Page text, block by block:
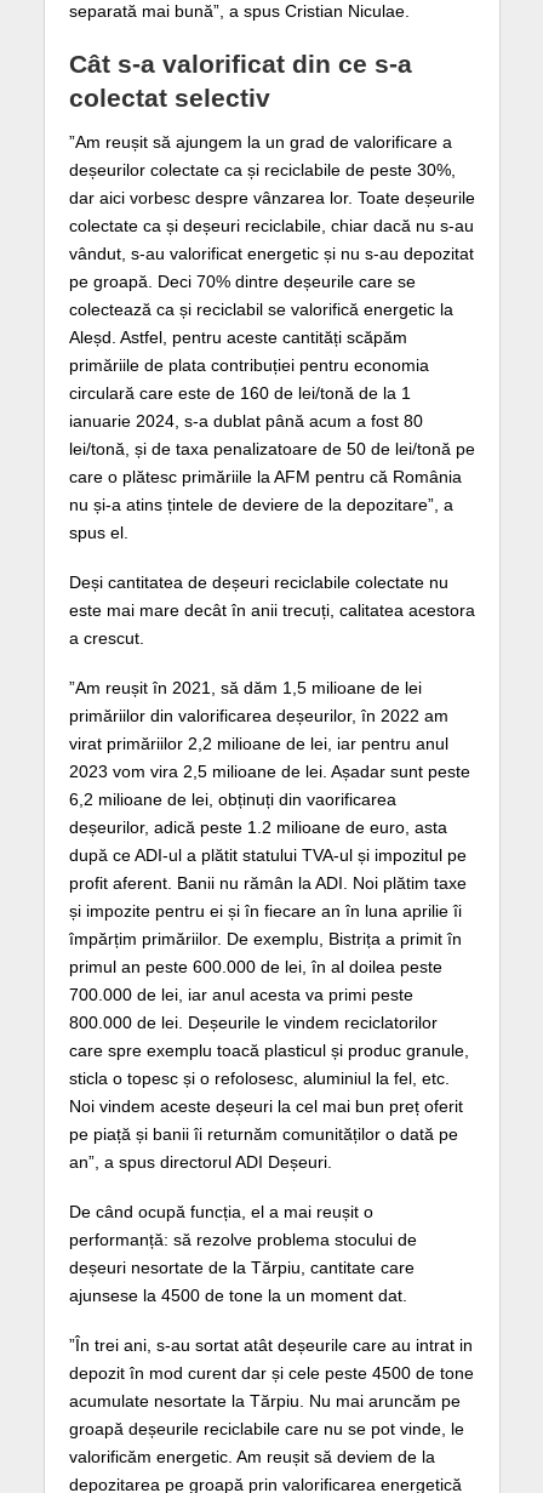
separată mai bună”, a spus Cristian Niculae.
Cât s-a valorificat din ce s-a
colectat selectiv
”Am reușit să ajungem la un grad de valorificare a
deșeurilor colectate ca și reciclabile de peste 30%,
dar aici vorbesc despre vânzarea lor. Toate deșeurile
colectate ca și deșeuri reciclabile, chiar dacă nu s-au
vândut, s-au valorificat energetic și nu s-au depozitat
pe groapă. Deci 70% dintre deșeurile care se
colectează ca și reciclabil se valorifică energetic la
Aleșd. Astfel, pentru aceste cantități scăpăm
primăriile de plata contribuției pentru economia
circulară care este de 160 de lei/tonă de la 1
ianuarie 2024, s-a dublat până acum a fost 80
lei/tonă, și de taxa penalizatoare de 50 de lei/tonă pe
care o plătesc primăriile la AFM pentru că România
nu și-a atins țintele de deviere de la depozitare”, a
spus el.
Deși cantitatea de deșeuri reciclabile colectate nu
este mai mare decât în anii trecuți, calitatea acestora
a crescut.
”Am reușit în 2021, să dăm 1,5 milioane de lei
primăriilor din valorificarea deșeurilor, în 2022 am
virat primăriilor 2,2 milioane de lei, iar pentru anul
2023 vom vira 2,5 milioane de lei. Așadar sunt peste
6,2 milioane de lei, obținuți din vaorificarea
deșeurilor, adică peste 1.2 milioane de euro, asta
după ce ADI-ul a plătit statului TVA-ul și impozitul pe
profit aferent. Banii nu rămân la ADI. Noi plătim taxe
și impozite pentru ei și în fiecare an în luna aprilie îi
împărțim primăriilor. De exemplu, Bistrița a primit în
primul an peste 600.000 de lei, în al doilea peste
700.000 de lei, iar anul acesta va primi peste
800.000 de lei. Deșeurile le vindem reciclatorilor
care spre exemplu toacă plasticul și produc granule,
sticla o topesc și o refolosesc, aluminiul la fel, etc.
Noi vindem aceste deșeuri la cel mai bun preț oferit
pe piață și banii îi returnăm comunităților o dată pe
an”, a spus directorul ADI Deșeuri.
De când ocupă funcția, el a mai reușit o
performanță: să rezolve problema stocului de
deșeuri nesortate de la Tărpiu, cantitate care
ajunsese la 4500 de tone la un moment dat.
”În trei ani, s-au sortat atât deșeurile care au intrat in
depozit în mod curent dar și cele peste 4500 de tone
acumulate nesortate la Tărpiu. Nu mai aruncăm pe
groapă deșeurile reciclabile care nu se pot vinde, le
valorificăm energetic. Am reușit să deviem de la
depozitarea pe groapă prin valorificarea energetică